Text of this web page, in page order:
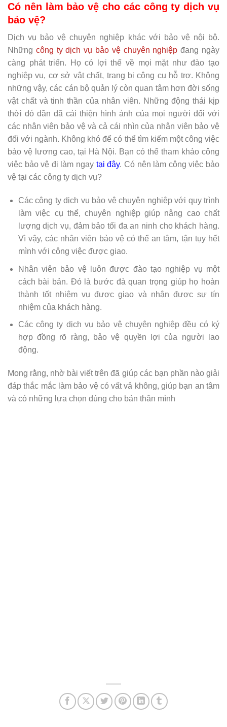
Có nên làm bảo vệ cho các công ty dịch vụ
bảo vệ?
Dịch vụ bảo vệ chuyên nghiệp khác với bảo vệ nội bộ.
Những công ty dịch vụ bảo vệ chuyên nghiệp đang ngày
càng phát triển. Họ có lợi thế về mọi mặt như đào tạo
nghiệp vụ, cơ sở vật chất, trang bị công cụ hỗ trợ. Không
những vậy, các cán bộ quản lý còn quan tâm hơn đời sống
vật chất và tinh thần của nhân viên. Những động thái kịp
thời đó dần đã cải thiện hình ảnh của mọi người đối với
các nhân viên bảo vệ và cả cái nhìn của nhân viên bảo vệ
đối với ngành. Không khó để có thể tìm kiếm một công việc
bảo vệ lương cao, tại Hà Nội. Bạn có thể tham khảo công
việc bảo vệ đi làm ngay tại đây. Có nên làm công việc bảo
vệ tại các công ty dịch vụ?
Các công ty dịch vụ bảo vệ chuyên nghiệp với quy trình
làm việc cụ thể, chuyên nghiệp giúp nâng cao chất
lượng dịch vụ, đảm bảo tối đa an ninh cho khách hàng.
Vì vậy, các nhân viên bảo vệ có thể an tâm, tận tụy hết
mình với công việc được giao.
Nhân viên bảo vệ luôn được đào tạo nghiệp vụ một
cách bài bản. Đó là bước đà quan trọng giúp họ hoàn
thành tốt nhiệm vụ được giao và nhận được sự tín
nhiệm của khách hàng.
Các công ty dịch vụ bảo vệ chuyên nghiệp đều có ký
hợp đồng rõ ràng, bảo vệ quyền lợi của người lao
động.
Mong rằng, nhờ bài viết trên đã giúp các bạn phần nào giải
đáp thắc mắc làm bảo vệ có vất vả không, giúp bạn an tâm
và có những lựa chọn đúng cho bản thân mình